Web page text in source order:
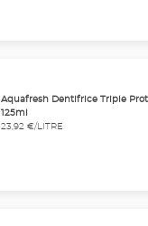
Aquafresh Dentifrice Triple
125ml
23,92 €/LITRE